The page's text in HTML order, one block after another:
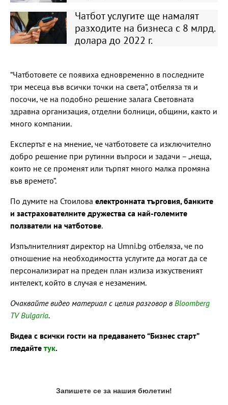
Чатбот услугите ще намалят
разходите на бизнеса с 8 млрд.
долара до 2022 г.
“Чатботовете се появиха едновременно в последните
три месеца във всички точки на света”, отбеляза тя и
посочи, че на подобно решение залага Световната
здравна организация, отделни болници, общини, както и
много компании.
Експертът е на мнение, че чатботовете са изключително
добро решение при рутинни въпроси и задачи – „неща,
които не се променят или търпят много малка промяна
във времето”.
По думите на Стоилова електронната търговия, банките
и застрахователните дружества са най-големите
ползватели на чатботове.
Изпълнителният директор на Umni.bg отбеляза, че по
отношение на необходимостта услугите да могат да се
персонализират на преден план излиза изкуственият
интелект, който в случая е незаменим.
Очаквайте видео материал с целия разговор в Bloomberg
TV Bulgaria.
Видеа с всички гости на предаването “Бизнес старт”
гледайте тук.